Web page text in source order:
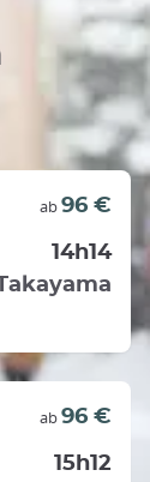
ab96 €
14h14
ab96 €
15h12